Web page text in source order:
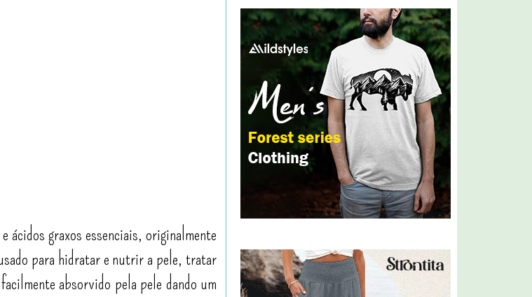
graxos essenciais, originalmente
para hidratar e nutrir a pele, tratar
absorvido pela pele dando um